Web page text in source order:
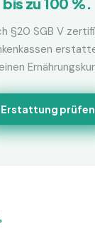
§20 SGB V
Erstattung prüfen